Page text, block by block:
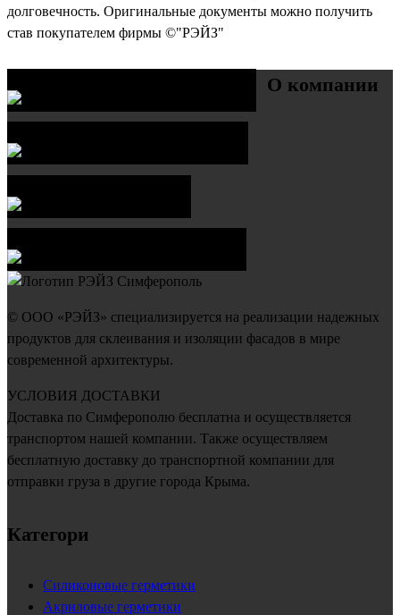
долговечность. Оригинальные документы можно получить
став покупателем фирмы ©"РЭЙЗ"
О компании
© ООО «РЭЙЗ» специализируется на реализации надежных
продуктов для склеивания и изоляции фасадов в мире
современной архитектуры.
УСЛОВИЯ ДОСТАВКИ
Доставка по Симферополю бесплатна и осуществляется
транспортом нашей компании. Также осуществляем
бесплатную доставку до транспортной компании для
отправки груза в другие города Крыма.
Категори
Силиконовые герметики
Акриловые герметики